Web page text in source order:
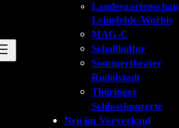
Landesgartenschau
Leinefelde-Worbis
MAG-C
Schallkultur
Sommertheater
Rudolstadt
Thüringer
Schlosskonzerte
Neu im Vorverkauf